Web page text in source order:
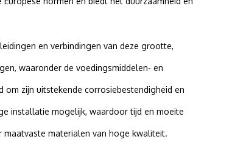
en verbindingen van deze grootte,
waaronder de voedingsmiddelen- en
om zijn uitstekende corrosiebestendigheid en
installatie mogelijk, waardoor tijd en moeite
maatvaste materialen van hoge kwaliteit.